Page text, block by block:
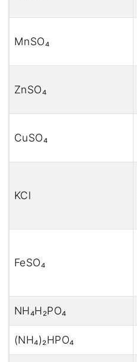
MnSO₄
ZnSO₄
CuSO₄
KCl
FeSO₄
NH₄H₂PO₄
(NH₄)₂HPO₄